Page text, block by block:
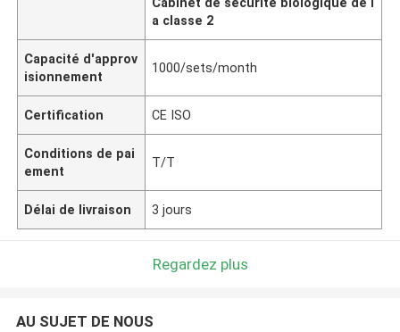
a classe 2
Capacité d'approv
isionnement
1000/sets/month
Certification CE ISO
Conditions de pai
ement
T/T
Délai de livraison 3 jours
Regardez plus
AU SUJET DE NOUS